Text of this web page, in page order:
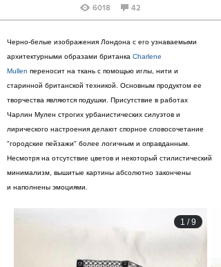
6018 42
Черно-белые изображения Лондона с его узнаваемыми
архитектурными образами британка Charlene
Mullen переносит на ткань с помощью иглы, нити и
старинной британской техникой. Основным продуктом ее
творчества являются подушки. Присутствие в работах
Чарлин Мулен строгих урбанистических силуэтов и
лирического настроения делают спорное словосочетание
"городские пейзажи" более логичным и оправданным.
Несмотря на отсутствие цветов и некоторый стилистический
минимализм, вышитые картины абсолютно закончены
и наполнены эмоциями.
1 /9